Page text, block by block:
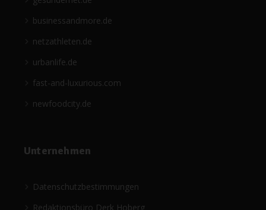
businessandmore.de
netzathleten.de
urbanlife.de
fast-and-luxurious.com
newfoodcity.de
Unternehmen
Datenschutzbestimmungen
Redaktionsbüro Derk Hoberg